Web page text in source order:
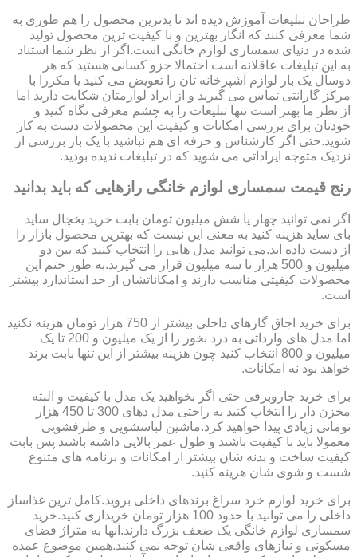
طراحان تبلیغات آموزش دیده اند تا بدترین محصول را هم طوری به
شما معرفی کنند که انگار بهترین و با کیفیت ترین محصول تولید
شده در دنیای سمساری لوازم خانگی است.اگر از نظر شما استناد
به این تبلیغات عاقلانه است احتمالا جزو کسانی هستید که هر
دوسال یک بار لوازم آشپزخانه تان را تعویض می کنید یا مکررا با
مرکز گارانتی تماس می گیرید و از ایراد لوازمتان شکایت دارید اما
از نظر ما بهتر است تنها تبلیغات را به چشم معرفی نگاه کنید و
خودتان برای بررسی امکانات و کیفیت این محصولات دست به کار
شوید.حتی اگر کارشناس و حرفه ای هم نباشید با یک بار بررسی از
نزدیک متوجه ایراداتی می شوید که در تبلیغات ندیده بودید.
رنج قیمت سمساری لوازم خانگی رازهایی که باید بدانید
اگر نمی توانید چهار یا شش میلیون تومان بابت خرید یخچال ساید
بای ساید هزینه کنید به معنی این نیست که بهترین محصول بازار را
از دست داده اید.می توانید مدل هایی را انتخاب کنید که بین دو
میلیون و 500 هزار تا سه میلیون قرار می گیرند.به طور حتم این
محصولات کیفیتی مناسب دارند و امکاناتشان از حد استاندارد بیشتر
است.
برای خرید اجاق گازهای داخلی بیشتر از 750 هزار تومان هزینه نکنید
اما مدل های وارداتی به درد بخور را از یک میلیون و 200 تا یک
میلیون و 800 انتخاب کنید چون هزینه بیشتر از این تنها بابت برند
خواهد بود نه امکانات.
برای خرید جاروبرقی حتی اگر بخواهید یک مدل با کیفیت و البته
مخزن دار را انتخاب کنید به راحتی مدل دهای 300 تا 450 هزار
تومانی زیادی پیدا خواهید کرد.ماشین لباسشویی و ظرفشویی
معمولا باید با کیفیت باشند و طول عمر بالایی داشته باشند پس بابت
کیفیت ساخت و بدنه شان بیشتر از امکانات و برنامه های متنوع
شست و شوی شان هزینه کنید.
برای خرید لوازم خرد سراغ برندهای داخلی بروید.کامل ترین غذاساز
داخلی را می توانید با حدود 100 هزار تومان خریداری کنید.خرید
سمساری لوازم خانگی یک ضعف بزرگ دارند.آنها به متراژ فضای
مسکونی و نیازهای واقعی شان توجه نمی کنند.همین موضوع عمده